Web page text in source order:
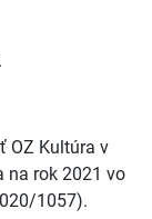
OZ Kultúra v
na rok 2021 vo
1057).